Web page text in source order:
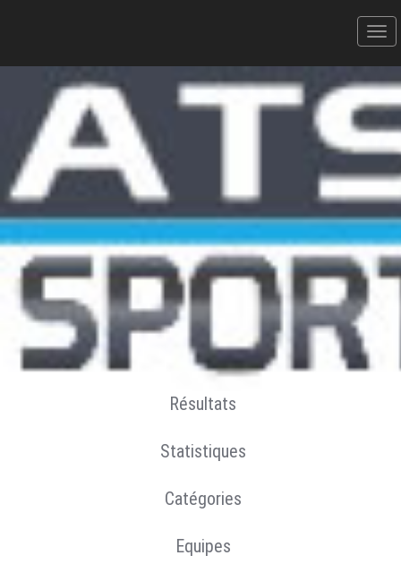
La Claudio Chiappucci -
02/06/2018
La EL DIABLO 103 Km
Erratum
Donner votre avis
Aperçu
Résultats
Statistiques
Catégories
Equipes